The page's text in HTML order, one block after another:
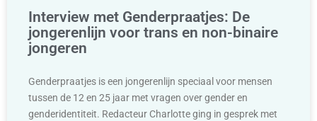
Interview met Genderpraatjes: De
jongerenlijn voor trans en non-binaire
jongeren
Genderpraatjes is een jongerenlijn speciaal voor mensen
tussen de 12 en 25 jaar met vragen over gender en
genderidentiteit. Redacteur Charlotte ging in gesprek met